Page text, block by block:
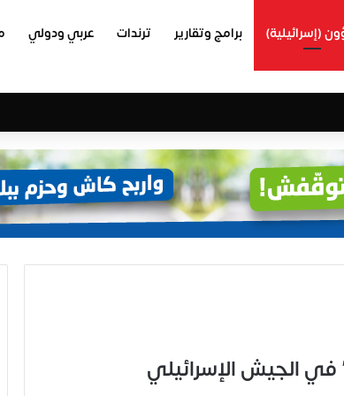
(إسرائيلية) برامج وتقارير ترندات عربي ودولي
في الجيش الإسرائيلي